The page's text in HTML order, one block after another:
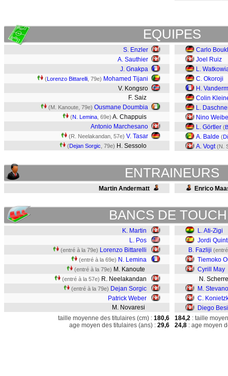
EQUIPES
S. Enzler
A. Sauthier
J. Gnakpa
(Lorenzo Bittarelli , 79e) Mohamed Tijani
V. Kongsro
F. Saiz
(M. Kanoute, 79e) Ousmane Doumbia
(N. Lemina , 69e) A. Chappuis
Antonio Marchesano
(R. Neelakandan, 57e) V. Tasar
(Dejan Sorgic , 79e) H. Sessolo
Carlo
Joel Ruiz
L.
C. Okoroji
H.
Colin
L.
Nino
L. Görtler (
A. Balde (
A. Vogt (N.
ENTRAINEURS
Martin Andermatt Enrico
BANCS DE
K. Martin
L. Pos
(entré à la 79e) Lorenzo Bittarelli
(entré à la 69e) N. Lemina
(entré à la 79e) M. Kanoute
(entré à la 57e) R. Neelakandan
(entré à la 79e) Dejan Sorgic
Patrick Weber
M. Novaresi
L. Ati-Zigi
Jordi
B. Fazliji
Tiemoko
Cyrill May
N.
M.
C.
Diego
taille moyenne des titulaires (cm) : 180,6
age moyen des titulaires (ans) : 29,6
184,2 : taille
24,8 : age moyen